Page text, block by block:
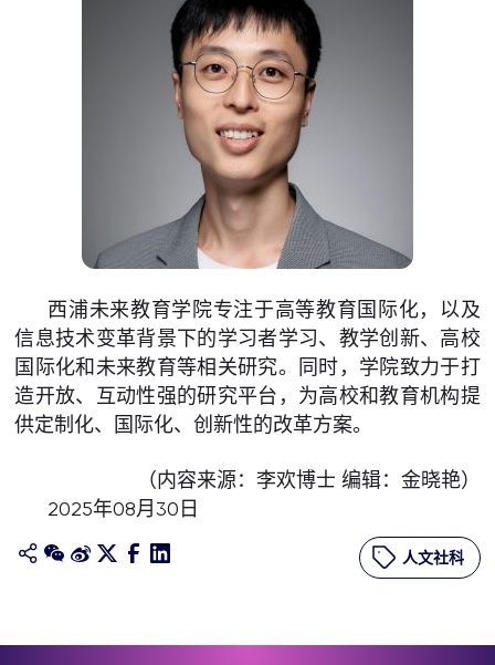
西浦未来教育学院专注于高等教育国际化，以及
信息技术变革背景下的学习者学习、教学创新、高校
国际化和未来教育等相关研究。同时，学院致力于打
造开放、互动性强的研究平台，为高校和教育机构提
供定制化、国际化、创新性的改革方案。
（内容来源：李欢博士 编辑：金晓艳）
2025年08月30日
人文社科